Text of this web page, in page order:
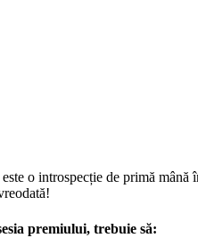
este o introspecție de primă
premiului, trebuie să: